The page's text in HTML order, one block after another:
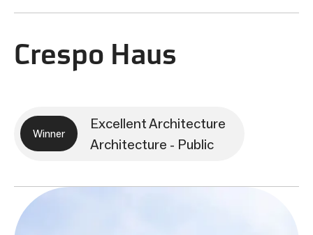
Crespo Haus
Winner
Excellent Architecture
Architecture - Public